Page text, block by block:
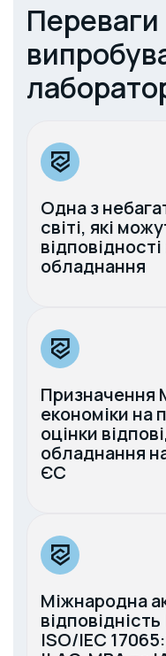
Переваги
Одна з
світі, які
обладнання
Призначення
економіки на
оцінки
обладнання
ЄС
Міжнародна
ISO/IEC